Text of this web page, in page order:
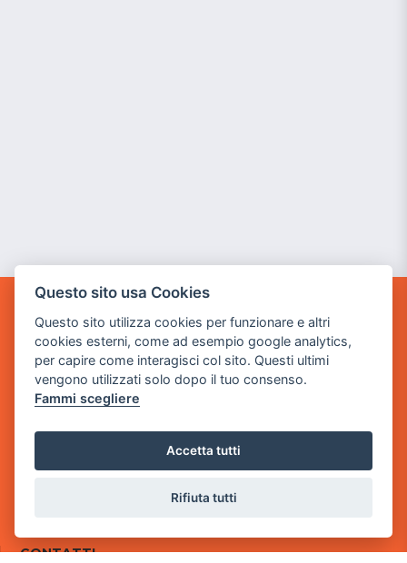
GAME WARP
BY POWER GAME SRL
Sede Legale
via Villaggio dei Platani, 3
via Industriale, 2 - 25082 Botticino, BS
Partita iva 03308130982
CONTATTI
Questo sito usa Cookies
Questo sito utilizza cookies per funzionare e altri
cookies esterni, come ad esempio google analytics,
per capire come interagisci col sito. Questi ultimi
vengono utilizzati solo dopo il tuo consenso.
Fammi scegliere
Accetta tutti
Rifiuta tutti